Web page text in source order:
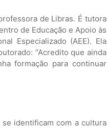
de Libras. É tutora
de Educação e Apoio às
Especializado (AEE). Ela
“Acredito que ainda
formação para continuar
identificam com a cultura